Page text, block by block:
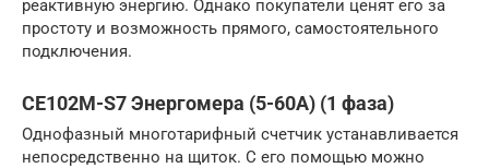
реактивную энергию. Однако покупатели ценят его за
простоту и возможность прямого, самостоятельного
подключения.
CE102M-S7 Энергомера (5-60А) (1 фаза)
Однофазный многотарифный счетчик устанавливается
непосредственно на щиток. С его помощью можно